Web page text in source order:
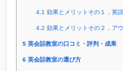
4.1 効果とメリットその１．英
4.2 効果とメリットその２．ア
5 英会話教室の口コミ・評判・成果
6 英会話教室の選び方